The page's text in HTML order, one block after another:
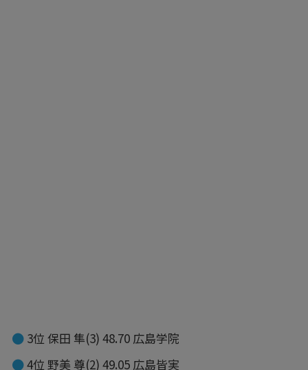
3位 保田 隼(3) 48.70 広島学院
4位 野美 尊(2) 49.05 広島皆実